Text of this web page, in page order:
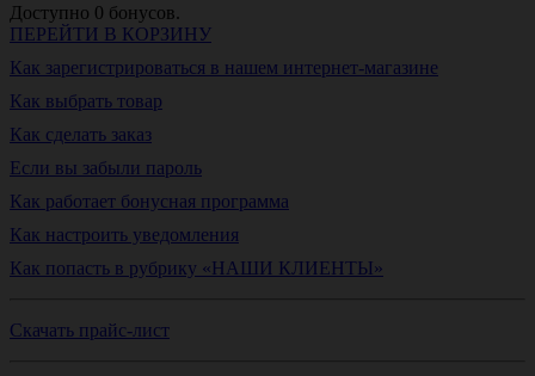
Доступно 0 бонусов.
ПЕРЕЙТИ В КОРЗИНУ
Как зарегистрироваться в нашем интернет-магазине
Как выбрать товар
Как сделать заказ
Если вы забыли пароль
Как работает бонусная программа
Как настроить уведомления
Как попасть в рубрику «НАШИ КЛИЕНТЫ»
Скачать прайс-лист